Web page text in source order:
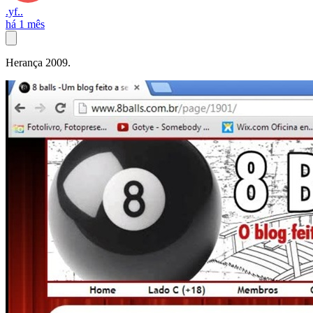
.yf..
há 1 mês
Herança 2009.